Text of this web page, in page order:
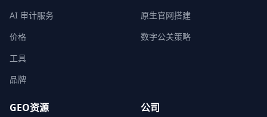
AI 审计服务
价格
工具
品牌
原生官网搭建
数字公关策略
GEO资源 公司